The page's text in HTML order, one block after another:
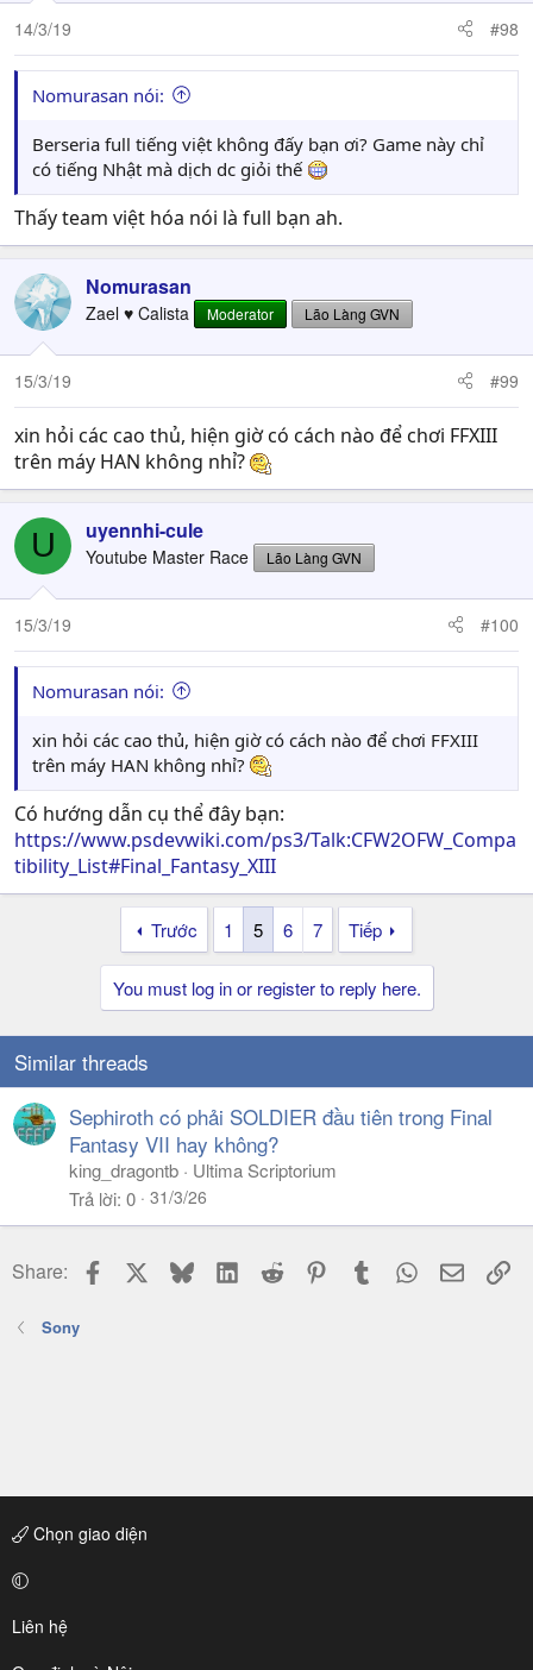
14/3/19 #98
Nomurasan nói:
Berseria full tiếng việt không đấy bạn ơi? Game này chỉ
có tiếng Nhật mà dịch dc giỏi thế
Thấy team việt hóa nói là full bạn ah.
Nomurasan
Zael ♥ Calista Moderator Lão Làng GVN
15/3/19 #99
xin hỏi các cao thủ, hiện giờ có cách nào để chơi FFXIII
trên máy HAN không nhỉ?
U uyennhi-cule
Youtube Master Race Lão Làng GVN
15/3/19 #100
Nomurasan nói:
xin hỏi các cao thủ, hiện giờ có cách nào để chơi FFXIII
trên máy HAN không nhỉ?
Có hướng dẫn cụ thể đây bạn:
https://www.psdevwiki.com/ps3/Talk:CFW2OFW_Compa
tibility_List#Final_Fantasy_XIII
Trước 1 5 6 7 Tiếp
You must log in or register to reply here.
Similar threads
Sephiroth có phải SOLDIER đầu tiên trong Final
Fantasy VII hay không?
king_dragontb
Ultima Scriptorium
Trả lời 0 31/3/26
Share: Facebook BlueskyLinkedIn
Reddit PinterestTumblr WhatsApp
Email
Sony
Chọn giao diện
Liên hệ